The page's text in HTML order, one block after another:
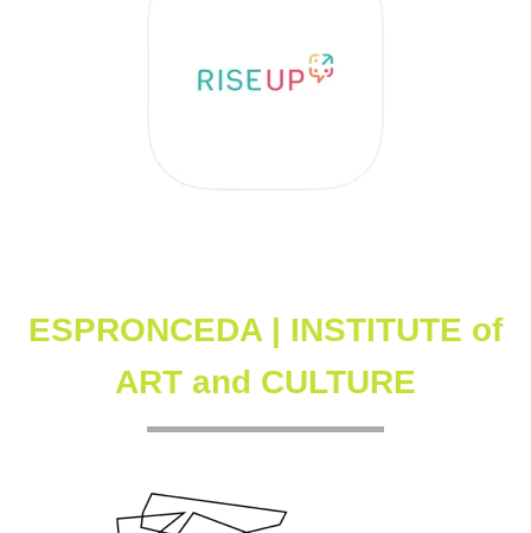
ESPRONCEDA | INSTITUTE of
ART and CULTURE